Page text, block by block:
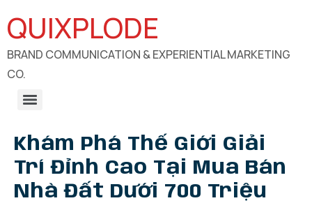
QUIXPLODE
BRAND COMMUNICATION & EXPERIENTIAL MARKETING
CO.
Khám Phá Thế Giới Giải
Trí Đỉnh Cao Tại Mua Bán
Nhà Đất Dưới 700 Triệu